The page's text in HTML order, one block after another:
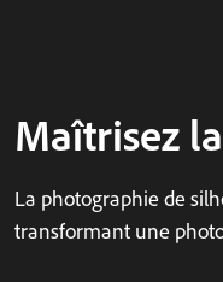
Maîtrisez
La photographie de
transformant une